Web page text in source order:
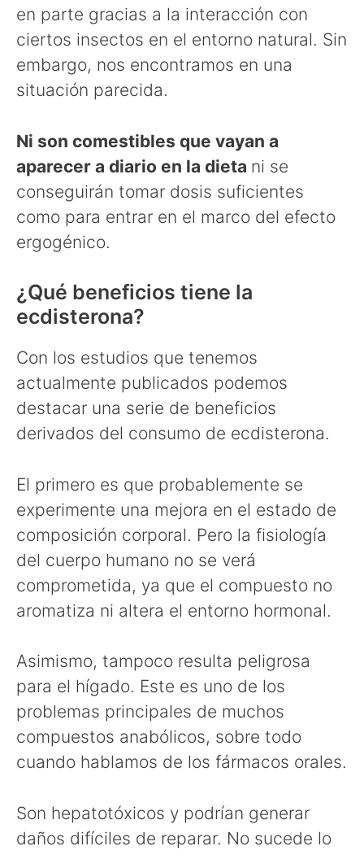
en parte gracias a la interacción con
ciertos insectos en el entorno natural. Sin
embargo, nos encontramos en una
situación parecida.
Ni son comestibles que vayan a
aparecer a diario en la dieta ni se
conseguirán tomar dosis suficientes
como para entrar en el marco del efecto
ergogénico.
¿Qué beneficios tiene la
ecdisterona?
Con los estudios que tenemos
actualmente publicados podemos
destacar una serie de beneficios
derivados del consumo de ecdisterona.
El primero es que probablemente se
experimente una mejora en el estado de
composición corporal. Pero la fisiología
del cuerpo humano no se verá
comprometida, ya que el compuesto no
aromatiza ni altera el entorno hormonal.
Asimismo, tampoco resulta peligrosa
para el hígado. Este es uno de los
problemas principales de muchos
compuestos anabólicos, sobre todo
cuando hablamos de los fármacos orales.
Son hepatotóxicos y podrían generar
daños difíciles de reparar. No sucede lo